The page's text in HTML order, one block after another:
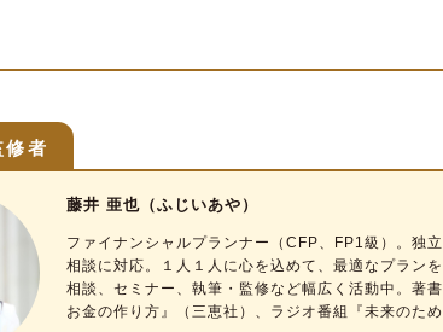
べきライフイベントの費用
金
は？40代の貯金額をシミュレーション
場合
修者
藤井 亜也（ふじいあや）
ファイナンシャルプランナー
（CFP、FP1級）。独
相談に対応。１人１人に心を込めて、最適なプラン
相談、セミナー、執筆・監修など幅広く活動中。著
お金の作り方』（三恵社）、ラジオ番組『未来のた